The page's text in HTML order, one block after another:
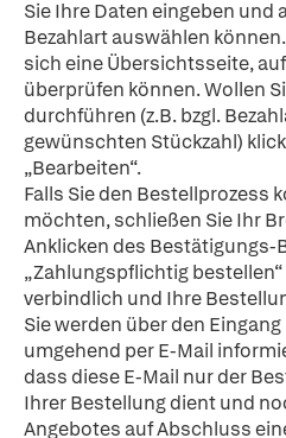
Sie Ihre Daten eingeben und
Bezahlart auswählen
sich eine Übersichtsseite,
überprüfen können. Wollen
durchführen (z.B. bzgl.
gewünschten Stückzahl)
„Bearbeiten“.
Falls Sie den Bestellprozess
möchten, schließen Sie Ihr
Anklicken des Bestätigungs-
„Zahlungspflichtig
verbindlich und Ihre
Sie werden über den
umgehend per E-Mail
dass diese E-Mail nur der
Ihrer Bestellung dient und
Angebotes auf Abschluss